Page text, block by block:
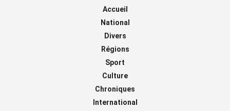
Accueil
National
Divers
Régions
Sport
Culture
Chroniques
International